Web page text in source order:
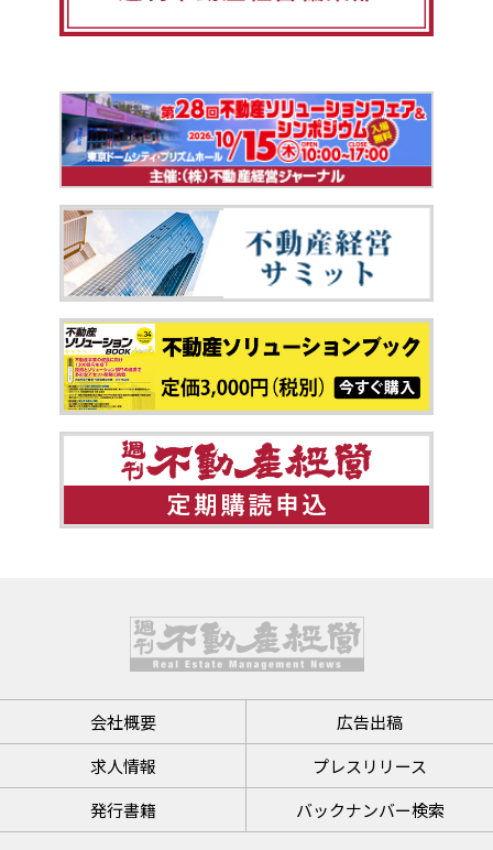
会社概要
広告出稿
求人情報
プレスリリース
発行書籍
バックナンバー検索